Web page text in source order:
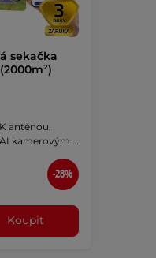
sekačka
anténou,
kamerovým …
-28%
Koupit